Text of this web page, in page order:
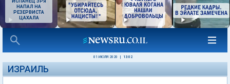
ИСПАНЕЦ ЗРЯ
НАПАЛ НА
РЕЗЕРВИСТА
ЦАХАЛА
01 ИЮЛЯ 2020 13:02
ИЗРАИЛЬ